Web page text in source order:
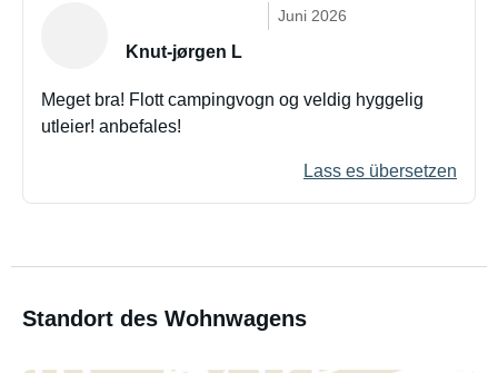
Juni 2026
Knut-jørgen L
Meget bra! Flott campingvogn og veldig hyggelig
utleier! anbefales!
Lass es übersetzen
Standort des Wohnwagens